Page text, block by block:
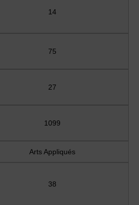
14
75
27
1099
Arts Appliqués
38